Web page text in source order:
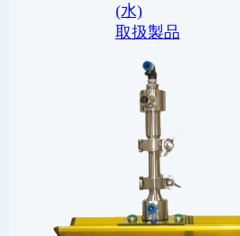
(水)
取扱製品